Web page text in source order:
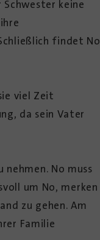
keine
findet No
viel Zeit
da sein Vater
No muss
um No, merken
zu gehen. Am
Familie